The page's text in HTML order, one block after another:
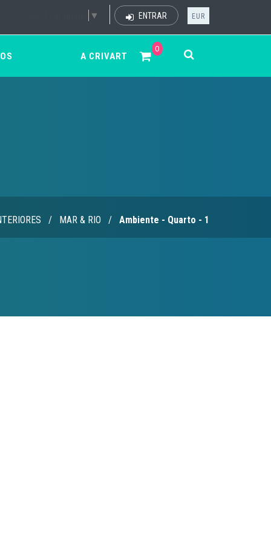
▼ ENTRAR EUR
0
A CRIVART
/ MAR & RIO / Ambiente - Quarto - 1